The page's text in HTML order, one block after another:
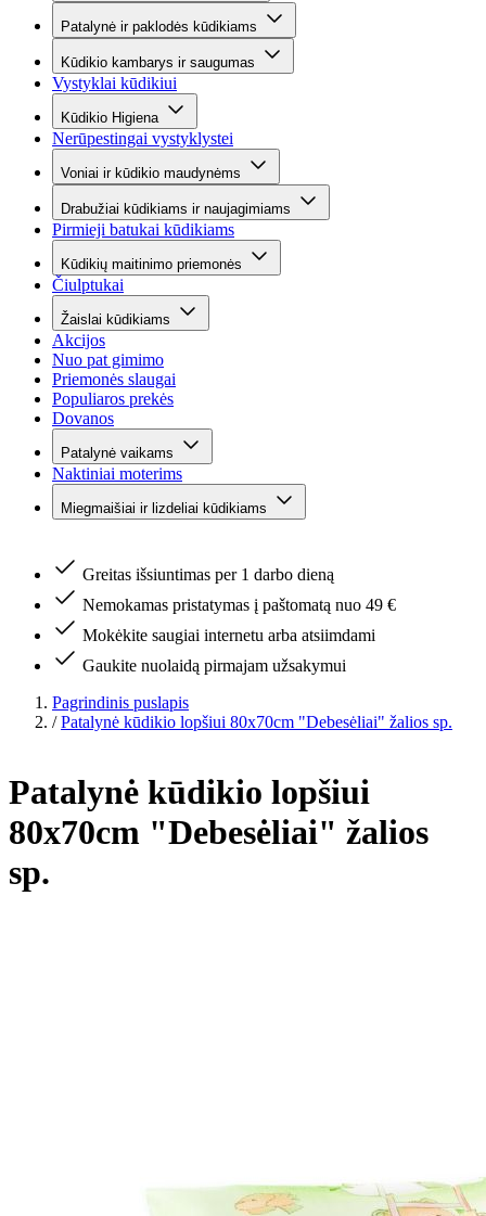
Patalynė ir paklodės kūdikiams
Kūdikio kambarys ir saugumas
Vystyklai kūdikiui
Kūdikio Higiena
Nerūpestingai vystyklystei
Voniai ir kūdikio maudynėms
Drabužiai kūdikiams ir naujagimiams
Pirmieji batukai kūdikiams
Kūdikių maitinimo priemonės
Čiulptukai
Žaislai kūdikiams
Akcijos
Nuo pat gimimo
Priemonės slaugai
Populiaros prekės
Dovanos
Patalynė vaikams
Naktiniai moterims
Miegmaišiai ir lizdeliai kūdikiams
Greitas išsiuntimas per 1 darbo dieną
Nemokamas pristatymas į paštomatą nuo 49 €
Mokėkite saugiai internetu arba atsiimdami
Gaukite nuolaidą pirmajam užsakymui
Pagrindinis puslapis
/ Patalynė kūdikio lopšiui 80x70cm "Debesėliai" žalios sp.
Patalynė kūdikio lopšiui
80x70cm "Debesėliai" žalios
sp.